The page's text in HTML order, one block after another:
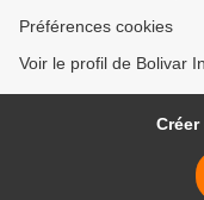
Préférences cookies
Voir le profil de Bolivar